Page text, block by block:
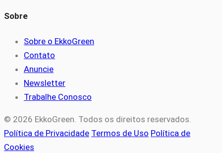
Sobre
Sobre o EkkoGreen
Contato
Anuncie
Newsletter
Trabalhe Conosco
© 2026 EkkoGreen. Todos os direitos reservados.
Política de Privacidade Termos de Uso Política de
Cookies